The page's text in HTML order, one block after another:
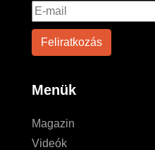
Menük
Magazin
Videók